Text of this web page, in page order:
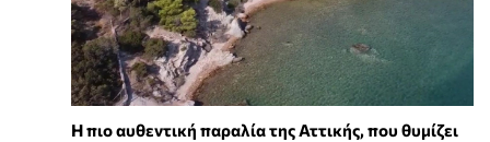
Η πιο αυθεντική παραλία της Αττικής, που θυμίζει